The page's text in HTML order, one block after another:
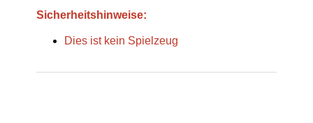
Sicherheitshinweise:
Dies ist kein Spielzeug